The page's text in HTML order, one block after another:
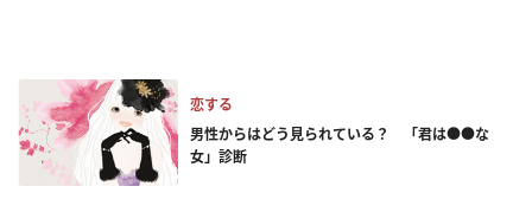
恋する
男性からはどう見られている？ 「君は●●な
女」診断